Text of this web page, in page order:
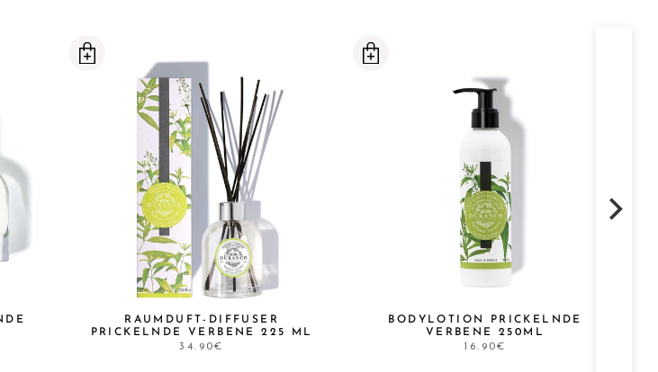
RAUMDUFT-DIFFUSER
PRICKELNDE VERBENE 225 ML
34.90€
BODYLOTION PRICKELNDE
VERBENE 250ML
16.90€